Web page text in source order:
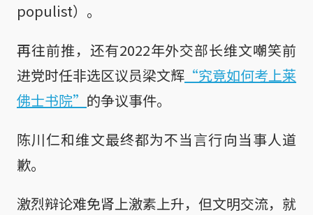
populist）。
再往前推，还有2022年外交部长维文嘲笑前
进党时任非选区议员梁文辉 “究竟如何考上莱
佛士书院” 的争议事件。
陈川仁和维文最终都为不当言行向当事人道
歉。
激烈辩论难免肾上激素上升，但文明交流，就